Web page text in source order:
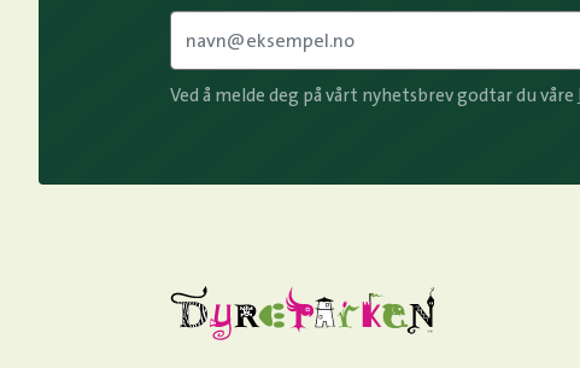
Ved å melde deg på vårt nyhetsbrev godtar du våre